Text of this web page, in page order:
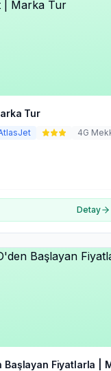
Tur
4G
Detay
Başlayan Fiyatlarla |